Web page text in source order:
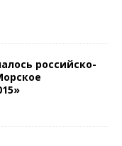
российско-